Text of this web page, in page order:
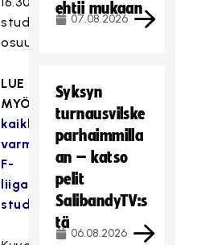
studio-
osuudella.
LUE
MYÖS:
Tässä
kaikki
varmistuneet
F-
liigan
studiopelit
ehtii mukaan
07.08.2026
Syksyn
turnausvilske
parhaimmilla
an – katso
pelit
SalibandyTV:s
tä
06.08.2026